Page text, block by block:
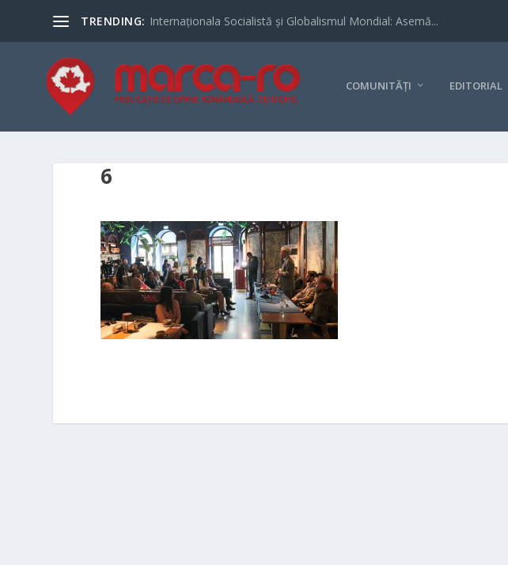
TRENDING: Internaționala Socialistă și Globalismul Mondial: Asemă...
COMUNITĂȚI EDITORIAL
6